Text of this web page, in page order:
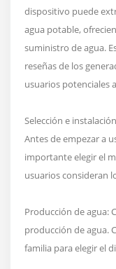
dispositivo puede
agua potable,
suministro de agua.
reseñas de los
usuarios potenciales
Selección e instalación
Antes de empezar a
importante elegir el
usuarios consideran
Producción de agua:
producción de agua.
familia para elegir el